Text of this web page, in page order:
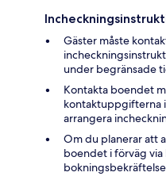
Gäster måste
under begränsade
Kontakta boendet
kontaktuppgifterna
arrangera
Om du planerar att
boendet i förväg